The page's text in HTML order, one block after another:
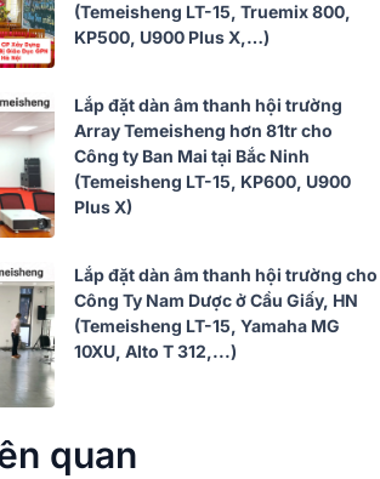
(Temeisheng LT-15, Truemix 800,
KP500, U900 Plus X,…)
Lắp đặt dàn âm thanh hội trường
Array Temeisheng hơn 81tr cho
Công ty Ban Mai tại Bắc Ninh
(Temeisheng LT-15, KP600, U900
Plus X)
Lắp đặt dàn âm thanh hội trường cho
Công Ty Nam Dược ở Cầu Giấy, HN
(Temeisheng LT-15, Yamaha MG
10XU, Alto T 312,...)
quan